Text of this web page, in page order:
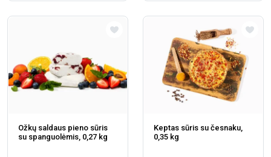
Ožkų saldaus pieno sūris
su spanguolėmis, 0,27 kg
Keptas sūris su česnaku,
0,35 kg